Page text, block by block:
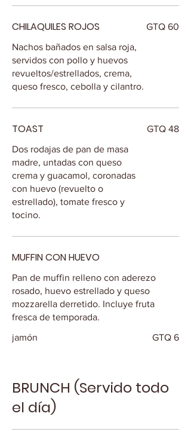
CHILAQUILES ROJOS
Nachos bañados en salsa roja,
servidos con pollo y huevos
revueltos/estrellados, crema,
queso fresco, cebolla y cilantro.
GTQ 60
TOAST
Dos rodajas de pan de masa
madre, untadas con queso
crema y guacamol, coronadas
con huevo (revuelto o
estrellado), tomate fresco y
tocino.
GTQ 48
MUFFIN CON HUEVO
Pan de muffin relleno con aderezo
rosado, huevo estrellado y queso
mozzarella derretido. Incluye fruta
fresca de temporada.
jamón
GTQ 6
BRUNCH (Servido todo
el día)